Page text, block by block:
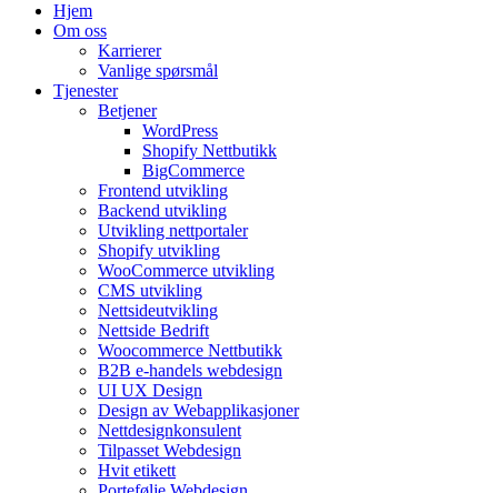
Hjem
Om oss
Karrierer
Vanlige spørsmål
Tjenester
Betjener
WordPress
Shopify Nettbutikk
BigCommerce
Frontend utvikling
Backend utvikling
Utvikling nettportaler
Shopify utvikling
WooCommerce utvikling
CMS utvikling
Nettsideutvikling
Nettside Bedrift
Woocommerce Nettbutikk
B2B e-handels webdesign
UI UX Design
Design av Webapplikasjoner
Nettdesignkonsulent
Tilpasset Webdesign
Hvit etikett